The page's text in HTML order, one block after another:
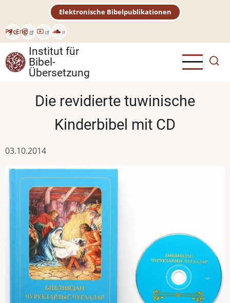
Inhalt
РусEng
Elektronische Bibelpublikationen
Institut für
Bibel-
Übersetzung
Die revidierte tuwinische
Kinderbibel mit CD
03.10.2014